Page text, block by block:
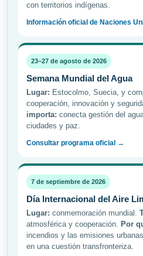
con territorios indígenas.
Información oficial de Naciones
23–27 de agosto de 2026
Semana Mundial del Agua
Lugar: Estocolmo, Suecia, y
cooperación, innovación y
importa: conecta gestión del
ciudades y paz.
Consultar programa oficial →
7 de septiembre de 2026
Día Internacional del Aire
Lugar: conmemoración mundial.
atmosférica y cooperación. Por
incendios y las emisiones
en una cuestión transfronteriza.